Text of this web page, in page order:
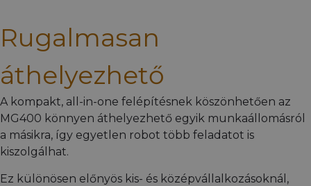
Rugalmasan
áthelyezhető
A kompakt, all-in-one felépítésnek köszönhetően az
MG400 könnyen áthelyezhető egyik munkaállomásról
a másikra, így egyetlen robot több feladatot is
kiszolgálhat.
Ez különösen előnyös kis- és középvállalkozásoknál,